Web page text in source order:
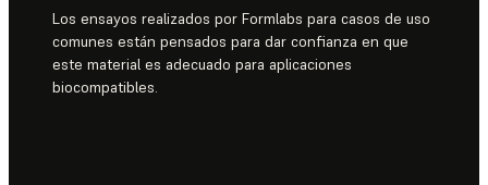
Los ensayos realizados por Formlabs para casos de uso
comunes están pensados para dar confianza en que
este material es adecuado para aplicaciones
biocompatibles.